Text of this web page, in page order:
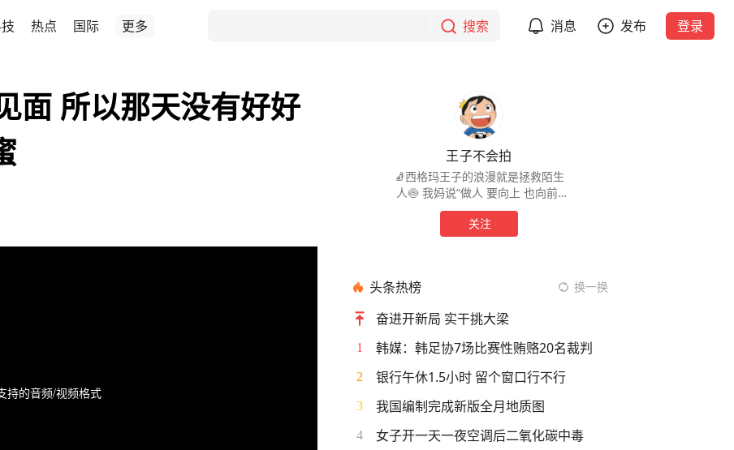
热点 国际 更多 搜索 消息 发布 登录
面 所以那天没有好好
持的音频/视频格式
王子不会拍
🧦西格玛王子的浪漫就是拯救陌生
人🍥 我妈说“做人 要向上 也向前”
🍉活着哪有那么多高光 普通也应该
被记录
关注
头条热榜 换一换
奋进开新局 实干挑大梁
1 韩媒：韩足协7场比赛性贿赂20名裁判
2 银行午休1.5小时 留个窗口行不行
3 我国编制完成新版全月地质图
4 女子开一天一夜空调后二氧化碳中毒